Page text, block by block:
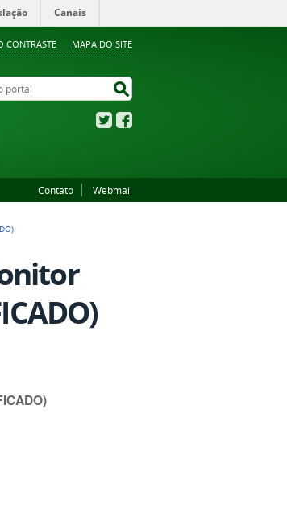
CONTRASTE MAPA DO SITE
Canais
Twitter
Contato Webmail